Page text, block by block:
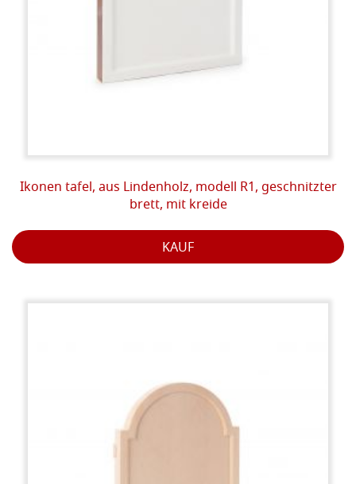
Ikonen tafel, aus Lindenholz, modell R1, geschnitzter
brett, mit kreide
KAUF